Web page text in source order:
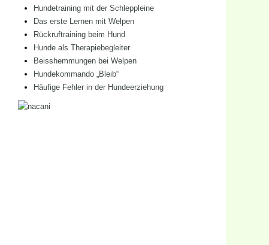
Hundetraining mit der Schleppleine
Das erste Lernen mit Welpen
Rückruftraining beim Hund
Hunde als Therapiebegleiter
Beisshemmungen bei Welpen
Hundekommando „Bleib“
Häufige Fehler in der Hundeerziehung